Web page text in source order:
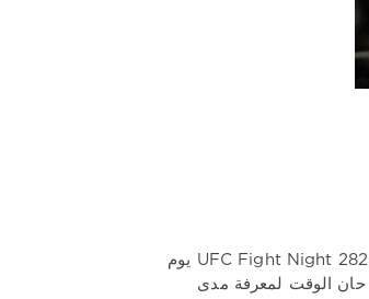
سيعود والتر ووكر، المعروف بعقوبة «كعب القدم»، إلى مطاردة أطراف خصمه السفلية في بطولة UFC Fight Night 282 يوم
حان الوقت لمعرفة مدى